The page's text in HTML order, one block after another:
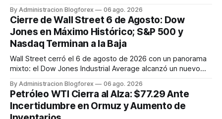
en sus pronósticos anuales, y AppLovin (APP) bajó un 19.3%
tras no alcanzar las estimaciones de ingresos. SanDisk
(SNDK) tambié...
By Administracion Blogforex 06 ago. 2026
Cierre de Wall Street 6 de Agosto: Dow
Jones en Máximo Histórico; S&P 500 y
Nasdaq Terminan a la Baja
Wall Street cerró el 6 de agosto de 2026 con un panorama
mixto: el Dow Jones Industrial Average alcanzó un nuevo
que el S&P 500 retrocedió un 0.2% a 7,723.55 y el Nasdaq
Composite cayó un 0.8% a 26,363.44, afectado por la
debilidad de las a...
By Administracion Blogforex 06 ago. 2026
Petróleo WTI Cierra al Alza: $77.29 Ante
Incertidumbre en Ormuz y Aumento de